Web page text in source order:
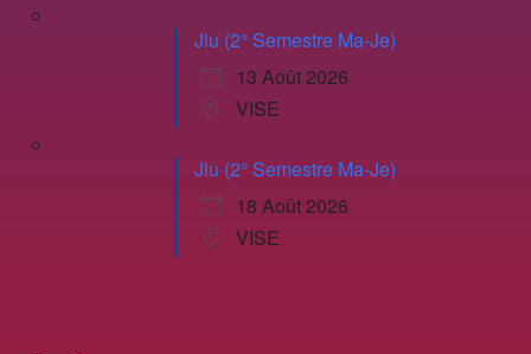
Jiu (2° Semestre Ma-Je)
13 Août 2026
VISE
Jiu (2° Semestre Ma-Je)
18 Août 2026
VISE